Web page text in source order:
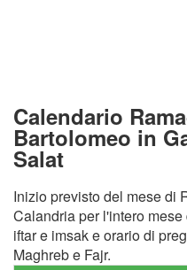
Calendario
Bartolomeo in
Salat
Inizio previsto del mese di
Calandria per l'intero mese
iftar e imsak e orario di
Maghreb e Fajr.